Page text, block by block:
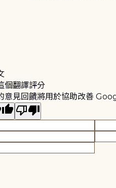
個翻譯評分
意見回饋將用於協助改善